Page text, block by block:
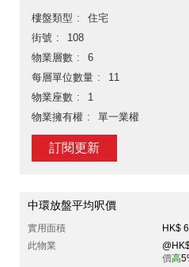
樓盤類型
住宅
街號
108
物業層數
6
每層單位數量
11
物業座數
1
物業擁有權
單一業權
訂閱更新
中環放盤平均呎價
實用面積
HK$
此物業
價高